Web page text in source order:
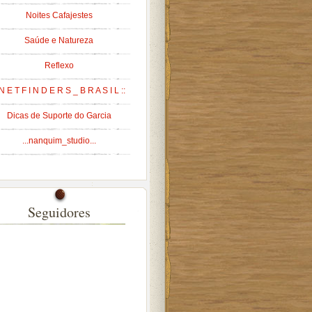
Noites Cafajestes
Saúde e Natureza
Reflexo
E T F I N D E R S _ B R A S I L ::
Dicas de Suporte do Garcia
...nanquim_studio...
Seguidores